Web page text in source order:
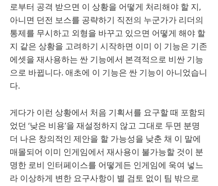
로부터 공격 받으면 이 상황을 어떻게 처리해야 할 지,
아니면 던전 보스를 공략하기 직전의 누군가가 리더의
통제를 무시하고 외형을 바꾸고 있으면 어떻게 해야 할
지 같은 상황을 고려하기 시작하면 이미 이 기능은 기존
에셋을 재사용하는 싼 기능에서 본격적으로 비싼 기능
으로 바뀝니다. 애초에 이 기능은 싼 기능이 아니었습니
다.
게다가 이런 상황에서 처음 기획서를 요구할 때 포함되
었던 ‘낮은 비용’을 재설정하지 않고 그대로 두면 분명
더 나은 창의적인 제안을 할 가능성을 낮춘 채 이 말에
매몰되어 이미 인게임에서 재사용이 불가능할 것이 분
명한 로비 인터페이스를 어떻게든 인게임에 욱여 넣느
라 이상하게 변한 요구사항이 별 검토 없이 팀 밖으로